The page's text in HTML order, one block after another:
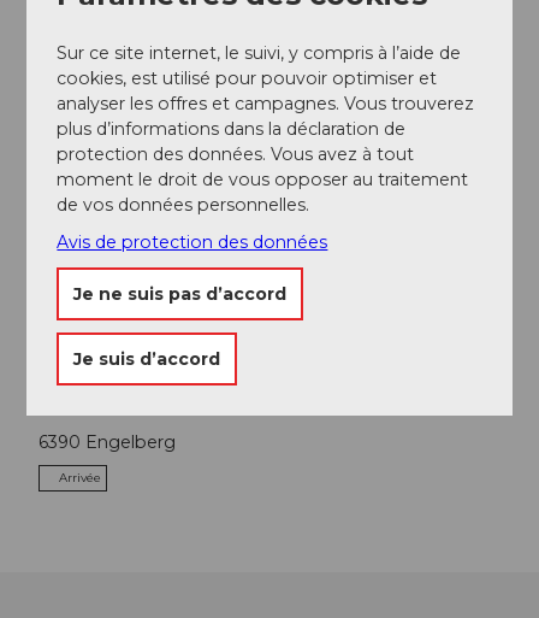
A proximité Regarder sur la carte
Excursions
6390 Engelberg
Arrivée
Sur ce site internet, le suivi, y compris à l’aide de
cookies, est utilisé pour pouvoir optimiser et
analyser les offres et campagnes. Vous trouverez
plus d’informations dans la déclaration de
protection des données. Vous avez à tout
moment le droit de vous opposer au traitement
de vos données personnelles.
Avis de protection des données
Je ne suis pas d’accord
Je suis d’accord